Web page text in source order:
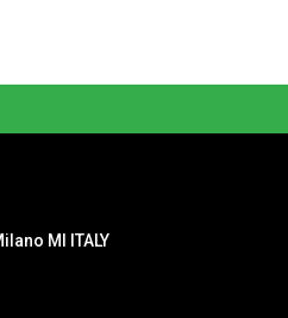
MI ITALY